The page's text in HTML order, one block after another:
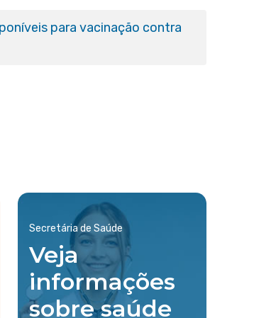
para vacinação contra
Secretária de Saúde
Veja
informações
sobre saúde